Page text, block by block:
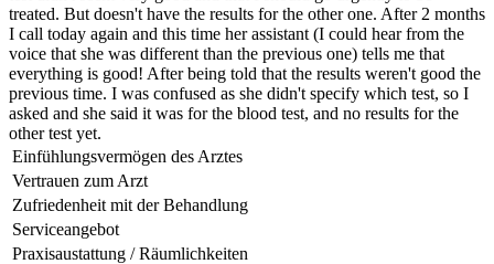
treated. But doesn't have the results for the other one. After 2 months
I call today again and this time her assistant (I could hear from the
voice that she was different than the previous one) tells me that
everything is good! After being told that the results weren't good the
previous time. I was confused as she didn't specify which test, so I
asked and she said it was for the blood test, and no results for the
other test yet.
Einfühlungsvermögen des Arztes
Vertrauen zum Arzt
Zufriedenheit mit der Behandlung
Serviceangebot
Praxisaustattung / Räumlichkeiten